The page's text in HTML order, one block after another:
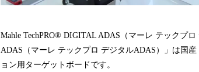
Mahle TechPRO® DIGITAL ADAS（マーレ テックプ
ADAS（マーレ テックプロ デジタルADAS）」は国
ョン用ターゲットボードです。